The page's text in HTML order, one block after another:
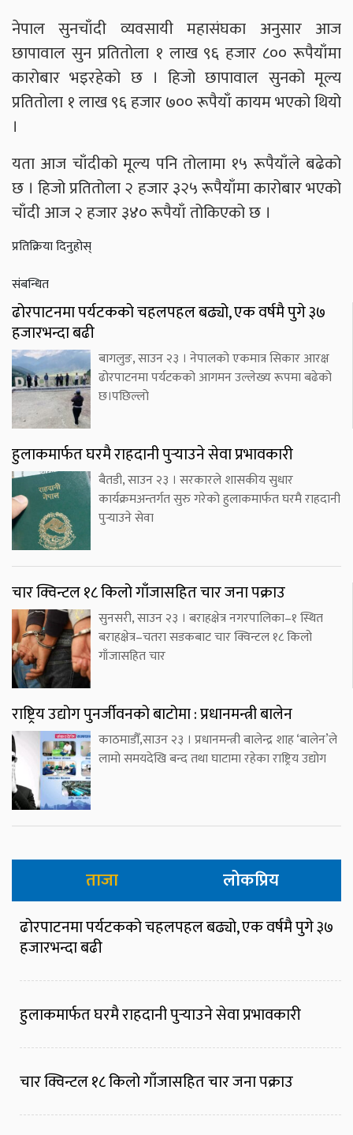
नेपाल सुनचाँदी व्यवसायी महासंघका अनुसार आज
छापावाल सुन प्रतितोला १ लाख ९६ हजार ८०० रूपैयाँमा
कारोबार भइरहेको छ । हिजो छापावाल सुनको मूल्य
प्रतितोला १ लाख ९६ हजार ७०० रूपैयाँ कायम भएको थियो
।
यता आज चाँदीको मूल्य पनि तोलामा १५ रूपैयाँले बढेको
छ । हिजो प्रतितोला २ हजार ३२५ रूपैयाँमा कारोबार भएको
चाँदी आज २ हजार ३४० रूपैयाँ तोकिएको छ ।
प्रतिक्रिया दिनुहोस्
संबन्धित
ढोरपाटनमा पर्यटकको चहलपहल बढ्यो, एक वर्षमै पुगे ३७
हजारभन्दा बढी
बागलुङ, साउन २३ । नेपालको एकमात्र सिकार आरक्ष
ढोरपाटनमा पर्यटकको आगमन उल्लेख्य रूपमा बढेको
छ।पछिल्लो
हुलाकमार्फत घरमै राहदानी पुर्‍याउने सेवा प्रभावकारी
बैतडी, साउन २३ । सरकारले शासकीय सुधार
कार्यक्रमअन्तर्गत सुरु गरेको हुलाकमार्फत घरमै राहदानी
पुर्‍याउने सेवा
चार क्विन्टल १८ किलो गाँजासहित चार जना पक्राउ
सुनसरी, साउन २३ । बराहक्षेत्र नगरपालिका–१ स्थित
बराहक्षेत्र–चतरा सडकबाट चार क्विन्टल १८ किलो
गाँजासहित चार
राष्ट्रिय उद्योग पुनर्जीवनको बाटोमा : प्रधानमन्त्री बालेन
काठमाडौँ,साउन २३ । प्रधानमन्त्री बालेन्द्र शाह ‘बालेन’ले
लामो समयदेखि बन्द तथा घाटामा रहेका राष्ट्रिय उद्योग
ताजा लोकप्रिय
ढोरपाटनमा पर्यटकको चहलपहल बढ्यो, एक वर्षमै पुगे ३७
हजारभन्दा बढी
हुलाकमार्फत घरमै राहदानी पुर्‍याउने सेवा प्रभावकारी
चार क्विन्टल १८ किलो गाँजासहित चार जना पक्राउ